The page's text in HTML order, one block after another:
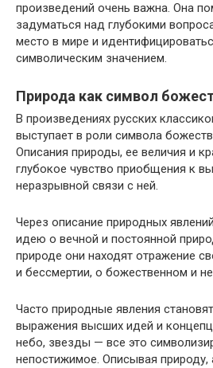
произведений очень важна. Она
задуматься над глубокими
место в мире и
символическим значением.
Природа как символ
В произведениях русских
выступает в роли символа
Описания природы, ее величия и
глубокое чувство приобщения к
неразрывной связи с ней.
Через описание природных
идею о вечной и постоянной
природе они находят отражение
и бессмертии, о божественном и
Часто природные явления
выражения высших идей и
небо, звезды — все это
непостижимое. Описывая